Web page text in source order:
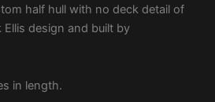
half hull with no deck detail of
design and built by
in length.